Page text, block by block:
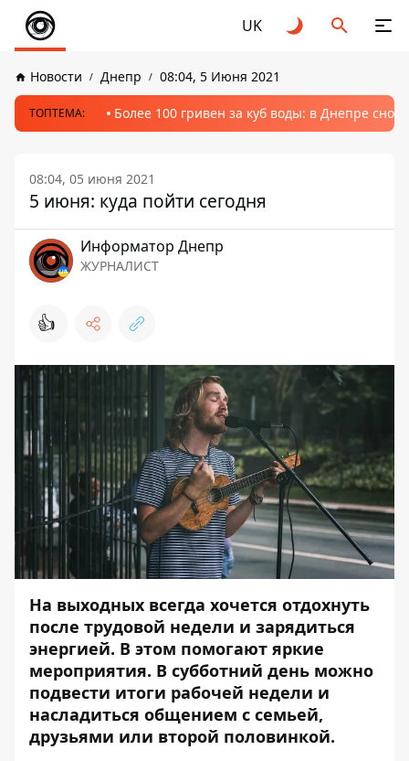
UK
Новости Днепр 08:04, 5 Июня 2021
ТОПТЕМА: Более 100 гривен за куб воды: в Днепре
08:04, 05 июня 2021
5 июня: куда пойти сегодня
Информатор Днепр
ЖУРНАЛИСТ
👍
На выходных всегда хочется отдохнуть
после трудовой недели и зарядиться
энергией. В этом помогают яркие
мероприятия. В субботний день можно
подвести итоги рабочей недели и
насладиться общением с семьей,
друзьями или второй половинкой.